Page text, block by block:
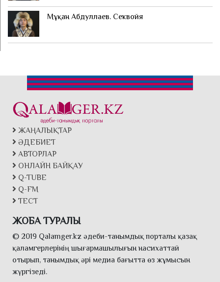
Мұқан Абдуллаев. Секвойя
ЖАҢАЛЫҚТАР
ӘДЕБИЕТ
АВТОРЛАР
ОНЛАЙН БАЙҚАУ
Q-TUBE
Q-FM
ТЕСТ
ЖОБА ТУРАЛЫ
© 2019 Qalamger.kz әдеби-танымдық порталы қазақ
қаламгерлерінің шығармашылығын насихаттай
отырып, танымдық әрі медиа бағытта өз жұмысын
жүргізеді.